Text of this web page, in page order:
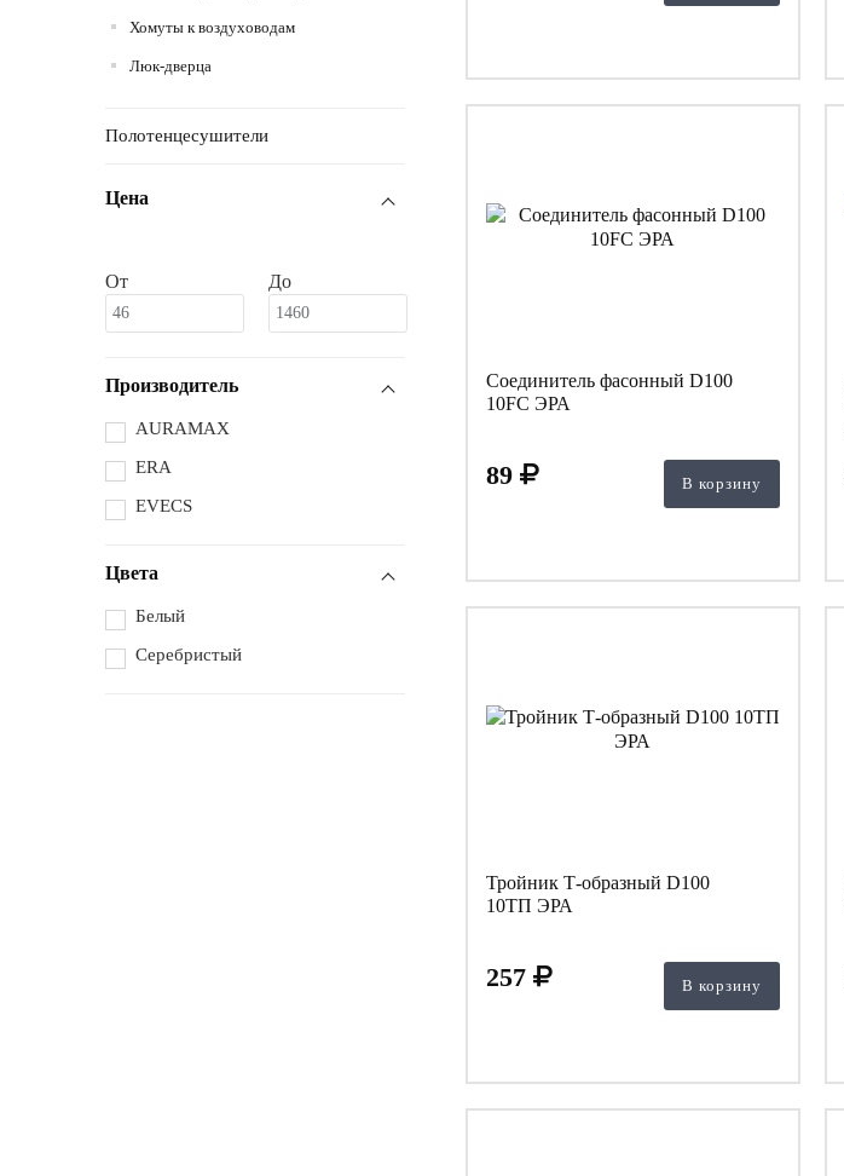
Хомуты к воздуховодам
Люк-дверца
Полотенцесушители
Цена
От До
Производитель
AURAMAX
ERA
EVECS
Цвета
Белый
Серебристый
Соединитель фасонный D100
10FC ЭРА
89 В корзину
Тройник Т-образный D100
10ТП ЭРА
257 В корзину